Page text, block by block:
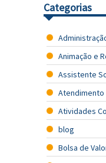
Categorias
Animação e
Assistente
Atendimento
Atividades
blog
Bolsa de